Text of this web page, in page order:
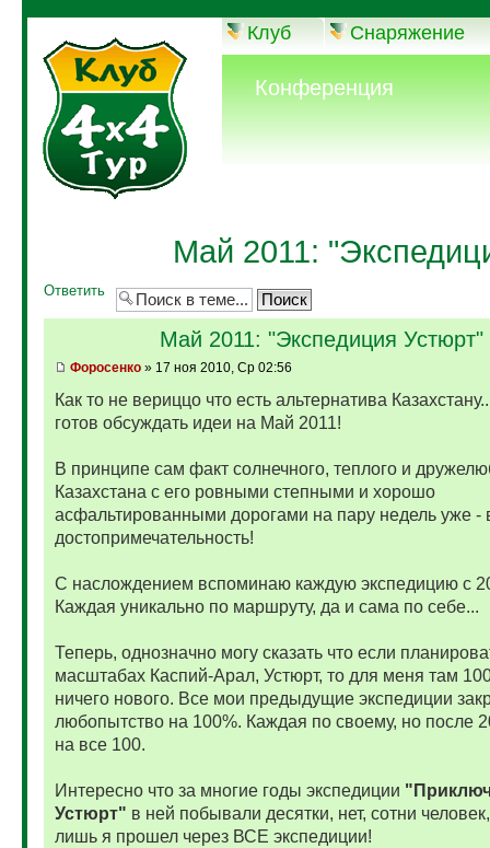
Клуб Снаряжение
Конференция
Май 2011:
Ответить
Май 2011: "Экспедиция Устюрт"
Фopoceнкo» 17 ноя 2010, Ср 02:56
Как то не вериццо что есть альтернатива
готов обсуждать идеи на Май 2011!
В принципе сам факт солнечного, теплого и
Казахстана с его ровными степными и хорошо
асфальтированными дорогами на пару недель уже -
достопримечательность!
С наслождением вспоминаю каждую экспедицию с
Каждая уникально по маршруту, да и сама по себе...
Теперь, однозначно могу сказать что если
масштабах Каспий-Арал, Устюрт, то для меня там
ничего нового. Все мои предыдущие экспедиции
любопытство на 100%. Каждая по своему, но после
на все 100.
Интересно что за многие годы экспедиции
Устюрт" в ней побывали десятки, нет, сотни
лишь я прошел через ВСЕ экспедиции!